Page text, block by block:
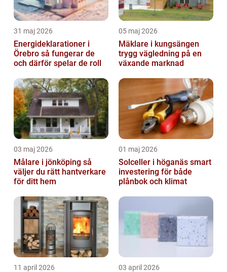
31 maj 2026
Energideklarationer i
Örebro så fungerar de
och därför spelar de roll
05 maj 2026
Mäklare i kungsängen
trygg vägledning på en
växande marknad
03 maj 2026
Målare i jönköping så
väljer du rätt hantverkare
för ditt hem
01 maj 2026
Solceller i höganäs smart
investering för både
plånbok och klimat
11 april 2026 03 april 2026